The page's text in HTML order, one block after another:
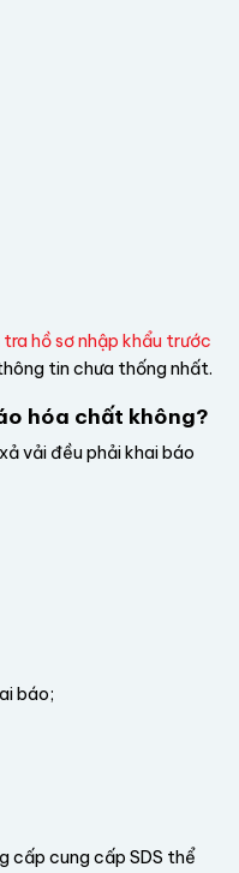
hồ sơ nhập khẩu trước
tin chưa thống nhất.
hóa chất không?
vải đều phải khai báo
báo;
cấp cung cấp SDS thể